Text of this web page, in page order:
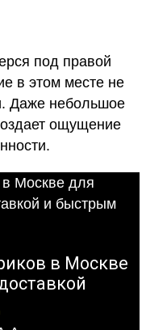
под правой
в этом месте не
Даже небольшое
ощущение
в Москве